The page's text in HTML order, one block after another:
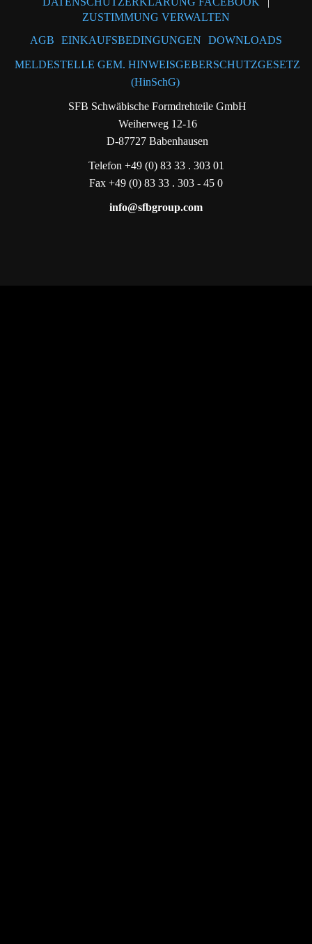
ZUSTIMMUNG VERWALTEN
AGB
EINKAUFSBEDINGUNGEN DOWNLOADS
MELDESTELLE GEM. HINWEISGEBERSCHUTZGESETZ
(HinSchG)
SFB Schwäbische Formdrehteile GmbH
Weiherweg 12-16
D-87727 Babenhausen
Telefon +49 (0) 83 33 . 303 01
Fax +49 (0) 83 33 . 303 - 45 0
info@sfbgroup.com